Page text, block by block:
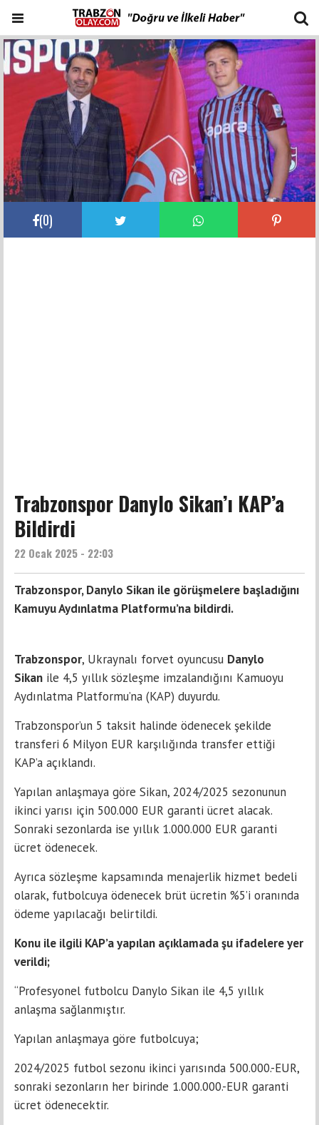
(0)
Trabzonspor Danylo Sikan’ı KAP’a
Bildirdi
22 Ocak 2025 - 22:03
Trabzonspor, Danylo Sikan ile görüşmelere başladığını
Kamuyu Aydınlatma Platformu’na bildirdi.
Trabzonspor, Ukraynalı forvet oyuncusu Danylo
Sikan ile 4,5 yıllık sözleşme imzalandığını Kamuoyu
Aydınlatma Platformu’na (KAP) duyurdu.
Trabzonspor’un 5 taksit halinde ödenecek şekilde
transferi 6 Milyon EUR karşılığında transfer ettiği
KAP’a açıklandı.
Yapılan anlaşmaya göre Sikan, 2024/2025 sezonunun
ikinci yarısı için 500.000 EUR garanti ücret alacak.
Sonraki sezonlarda ise yıllık 1.000.000 EUR garanti
ücret ödenecek.
Ayrıca sözleşme kapsamında menajerlik hizmet bedeli
olarak, futbolcuya ödenecek brüt ücretin %5’i oranında
ödeme yapılacağı belirtildi.
Konu ile ilgili KAP’a yapılan açıklamada şu ifadelere yer
verildi;
“Profesyonel futbolcu Danylo Sikan ile 4,5 yıllık
anlaşma sağlanmıştır.
Yapılan anlaşmaya göre futbolcuya;
2024/2025 futbol sezonu ikinci yarısında 500.000.-EUR,
sonraki sezonların her birinde 1.000.000.-EUR garanti
ücret ödenecektir.